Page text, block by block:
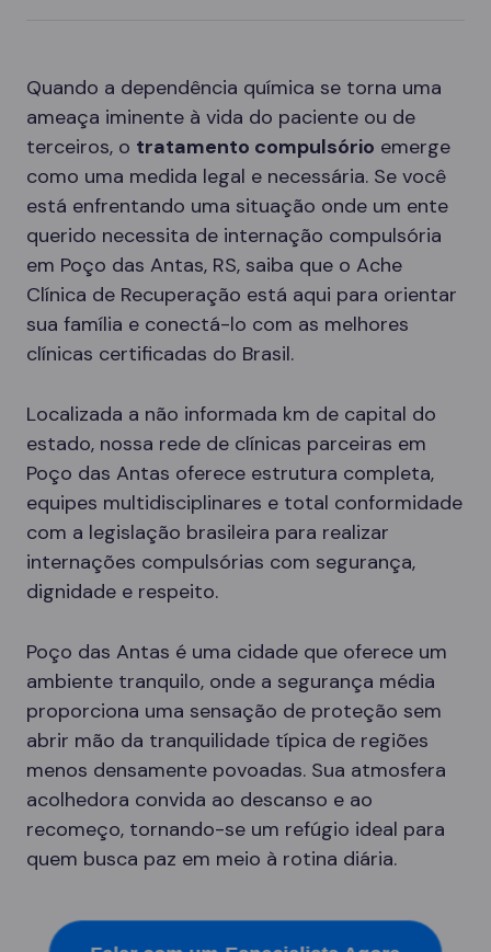
Quando a dependência química se torna uma
ameaça iminente à vida do paciente ou de
terceiros, o tratamento compulsório emerge
como uma medida legal e necessária. Se você
está enfrentando uma situação onde um ente
querido necessita de internação compulsória
em Poço das Antas, RS, saiba que o Ache
Clínica de Recuperação está aqui para orientar
sua família e conectá-lo com as melhores
clínicas certificadas do Brasil.
Localizada a não informada km de capital do
estado, nossa rede de clínicas parceiras em
Poço das Antas oferece estrutura completa,
equipes multidisciplinares e total conformidade
com a legislação brasileira para realizar
internações compulsórias com segurança,
dignidade e respeito.
Poço das Antas é uma cidade que oferece um
ambiente tranquilo, onde a segurança média
proporciona uma sensação de proteção sem
abrir mão da tranquilidade típica de regiões
menos densamente povoadas. Sua atmosfera
acolhedora convida ao descanso e ao
recomeço, tornando-se um refúgio ideal para
quem busca paz em meio à rotina diária.